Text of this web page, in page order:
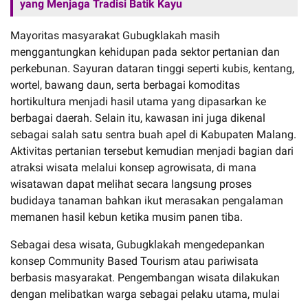
yang Menjaga Tradisi Batik Kayu
Mayoritas masyarakat Gubugklakah masih
menggantungkan kehidupan pada sektor pertanian dan
perkebunan. Sayuran dataran tinggi seperti kubis, kentang,
wortel, bawang daun, serta berbagai komoditas
hortikultura menjadi hasil utama yang dipasarkan ke
berbagai daerah. Selain itu, kawasan ini juga dikenal
sebagai salah satu sentra buah apel di Kabupaten Malang.
Aktivitas pertanian tersebut kemudian menjadi bagian dari
atraksi wisata melalui konsep agrowisata, di mana
wisatawan dapat melihat secara langsung proses
budidaya tanaman bahkan ikut merasakan pengalaman
memanen hasil kebun ketika musim panen tiba.
Sebagai desa wisata, Gubugklakah mengedepankan
konsep Community Based Tourism atau pariwisata
berbasis masyarakat. Pengembangan wisata dilakukan
dengan melibatkan warga sebagai pelaku utama, mulai